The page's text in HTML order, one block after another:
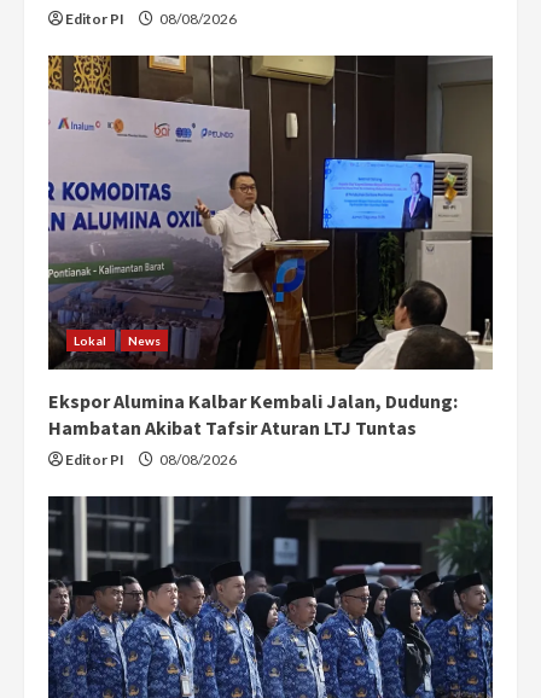
Editor PI 08/08/2026
Lokal News
Ekspor Alumina Kalbar Kembali Jalan, Dudung:
Hambatan Akibat Tafsir Aturan LTJ Tuntas
Editor PI 08/08/2026